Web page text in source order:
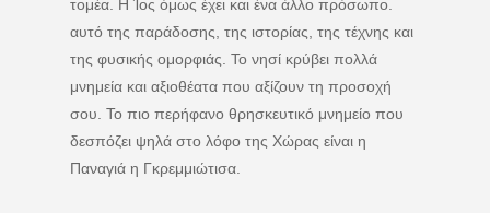
τομέα. Η Ίος όμως έχει και ένα άλλο πρόσωπο.
αυτό της παράδοσης, της ιστορίας, της τέχνης και
της φυσικής ομορφιάς. Το νησί κρύβει πολλά
μνημεία και αξιοθέατα που αξίζουν τη προσοχή
σου. Το πιο περήφανο θρησκευτικό μνημείο που
δεσπόζει ψηλά στο λόφο της Χώρας είναι η
Παναγιά η Γκρεμμιώτισα.